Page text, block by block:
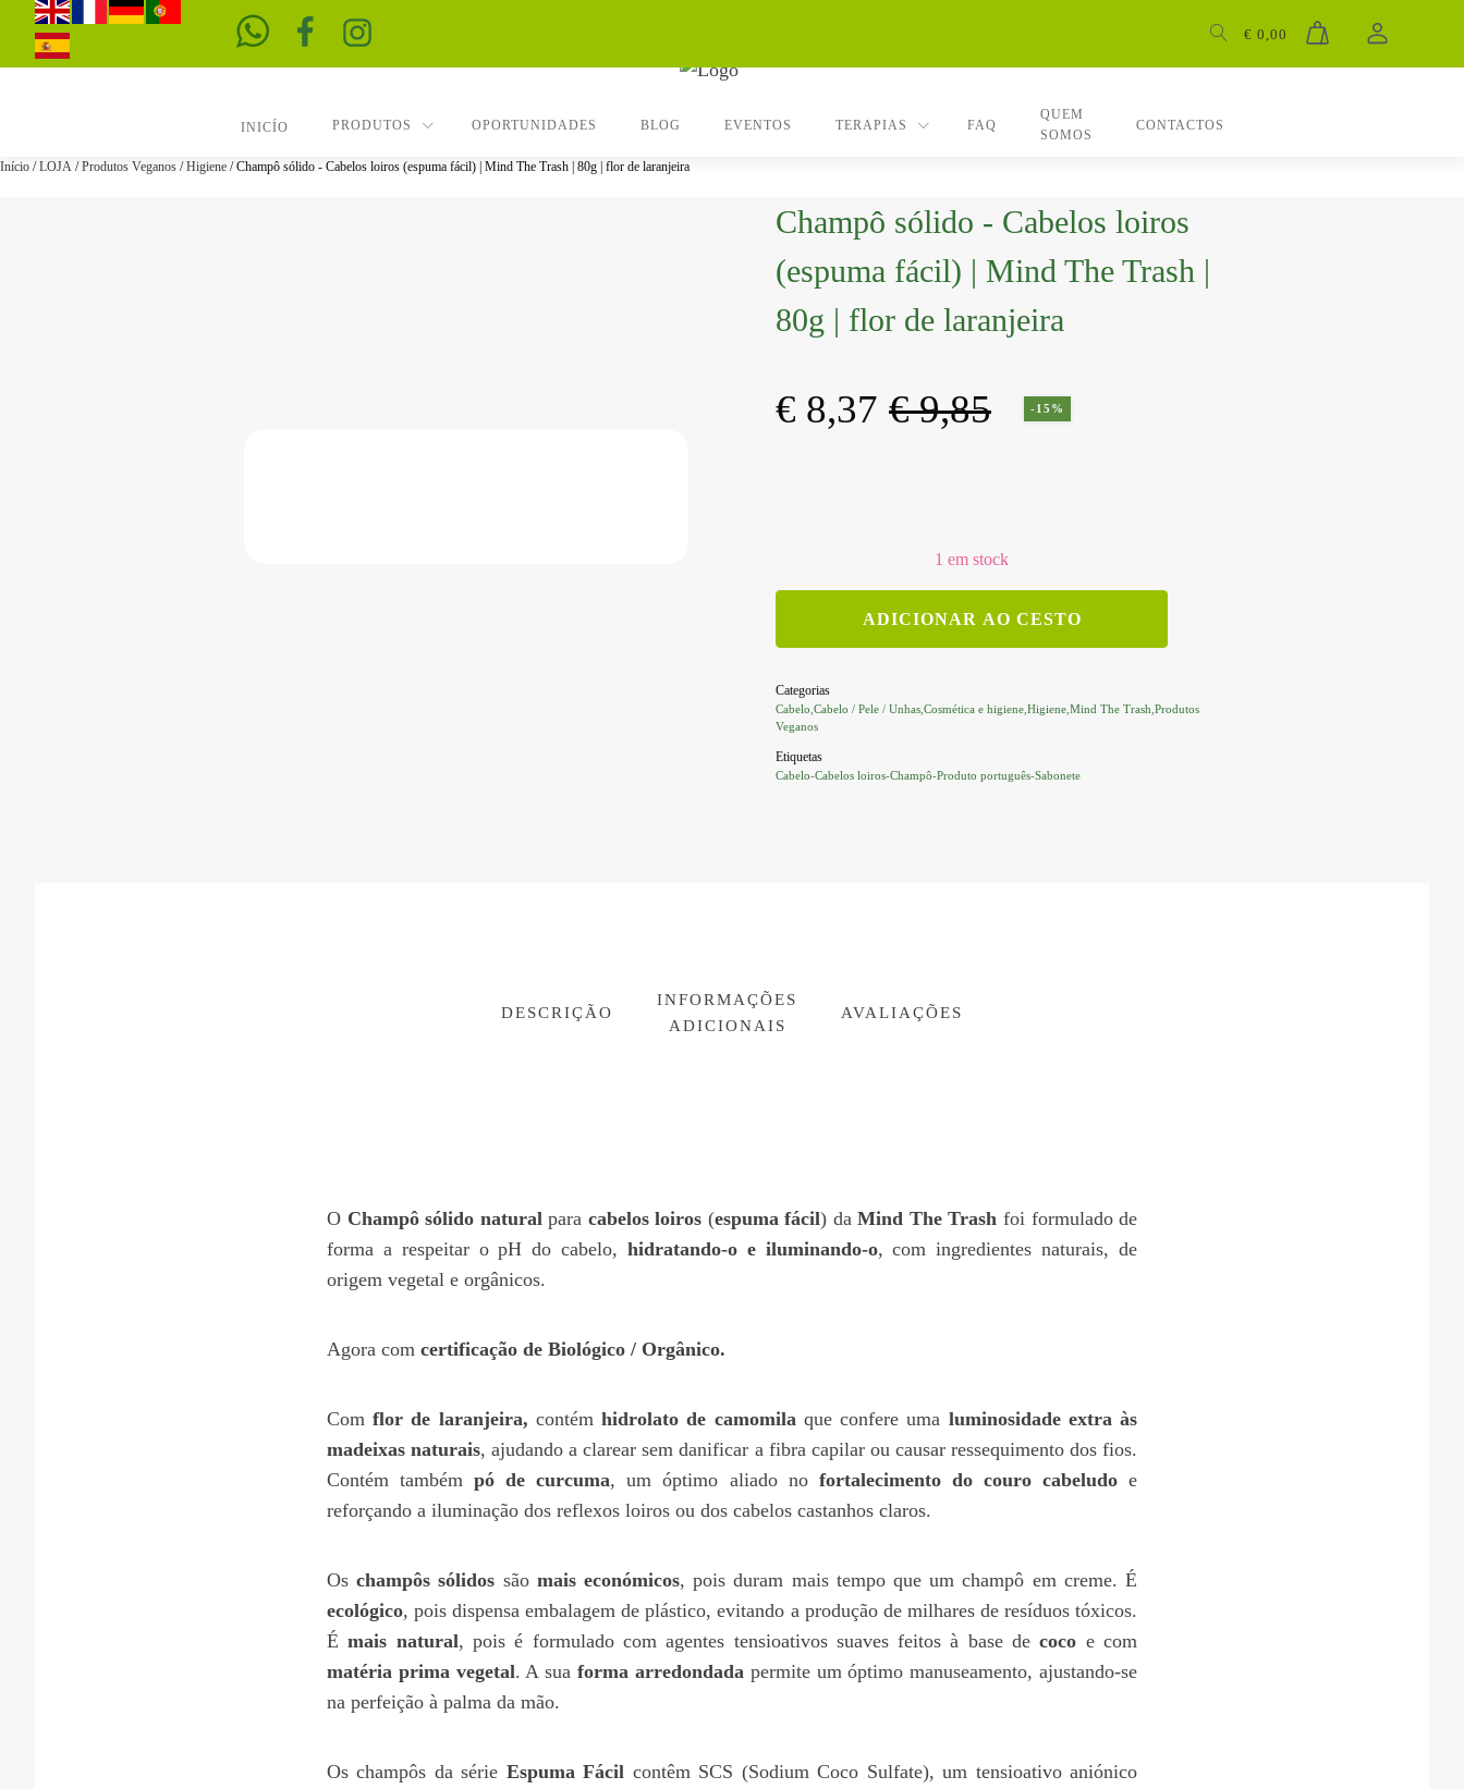
€ 0,00
INICÍO PRODUTOS OPORTUNIDADES BLOG EVENTOS TERAPIAS FAQ
QUEM
SOMOS
CONTACTOS
Início /LOJA /Produtos Veganos /Higiene / Champô sólido - Cabelos loiros (espuma fácil) | Mind The Trash | 80g | flor de laranjeira
Champô sólido - Cabelos loiros
(espuma fácil) | Mind The Trash |
80g | flor de laranjeira
€9,85
€ 9,85.
€ 8,37
€ 8,37.
-15%
1 em stock
Champô
-
Cabelos
loiros
(espuma
fácil)
ADICIONAR AO CESTO
Categorias
Cabelo Cabelo / Pele / Unhas Cosmética e higiene Higiene Mind The Trash Produtos
Veganos
Etiquetas
Cabelo-Cabelos loiros-Champô-Produto português-Sabonete
DESCRIÇÃO
INFORMAÇÕES
ADICIONAIS
AVALIAÇÕES
O Champô sólido natural para cabelos loiros (espuma fácil) daMind The Trash foi formulado de
forma a respeitar o pH do cabelo, hidratando-o e iluminando-o, com ingredientes naturais, de
origem vegetal e orgânicos.
Agora com certificação de Biológico / Orgânico.
Comflor de laranjeira, contémhidrolato de camomila que confere uma luminosidade extra às
madeixas naturais, ajudando a clarear sem danificar a fibra capilar ou causar ressequimento dos fios.
Contém tambémpó de curcuma, um óptimo aliado no fortalecimento do couro cabeludoe
reforçando a iluminação dos reflexos loiros ou dos cabelos castanhos claros.
Oschampôs sólidos são mais económicos, pois duram mais tempo que um champô em creme. É
ecológico, pois dispensa embalagem de plástico, evitando a produção de milhares de resíduos tóxicos.
Émais natural, pois é formulado com agentes tensioativos suaves feitos à base de coco e com
matéria prima vegetal. A suaforma arredondada permite um óptimo manuseamento, ajustando-se
na perfeição à palma da mão.
Os champôs da série Espuma Fácil contêm SCS (Sodium Coco Sulfate), um tensioativo aniónico